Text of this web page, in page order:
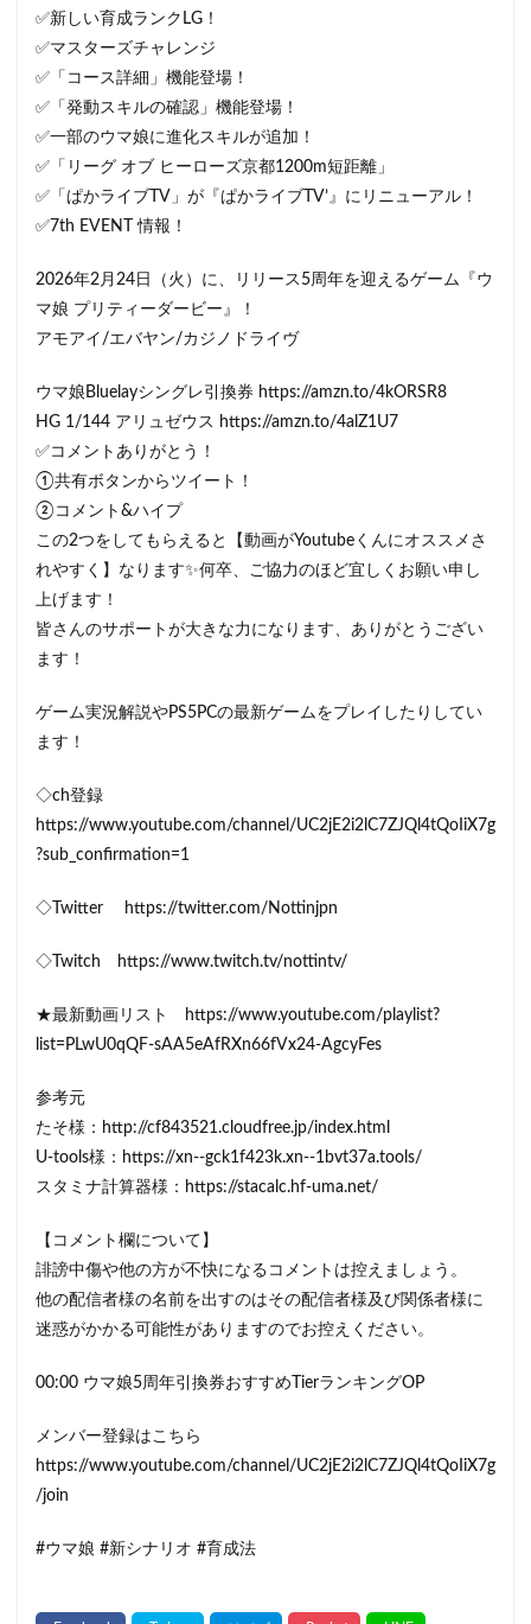
✅新しい育成ランクLG！
✅マスターズチャレンジ
✅「コース詳細」機能登場！
✅「発動スキルの確認」機能登場！
✅一部のウマ娘に進化スキルが追加！
✅「リーグ オブ ヒーローズ京都1200m短距離」
✅「ぱかライブTV」が『ぱかライブTV’』にリニューアル！
✅7th EVENT 情報！
2026年2月24日（火）に、リリース5周年を迎えるゲーム『ウ
マ娘 プリティーダービー』！
アモアイ/エバヤン/カジノドライヴ
ウマ娘Bluelayシングレ引換券 https://amzn.to/4kORSR8
HG 1/144 アリュゼウス https://amzn.to/4alZ1U7
✅コメントありがとう！
①共有ボタンからツイート！
②コメント&ハイプ
この2つをしてもらえると【動画がYoutubeくんにオススメさ
れやすく】なります✨何卒、ご協力のほど宜しくお願い申し
上げます！
皆さんのサポートが大きな力になります、ありがとうござい
ます！
ゲーム実況解説やPS5PCの最新ゲームをプレイしたりしてい
ます！
◇ch登録
https://www.youtube.com/channel/UC2jE2i2lC7ZJQl4tQoIiX7g
?sub_confirmation=1
◇Twitter https://twitter.com/Nottinjpn
◇Twitch https://www.twitch.tv/nottintv/
★最新動画リスト https://www.youtube.com/playlist?
list=PLwU0qQF-sAA5eAfRXn66fVx24-AgcyFes
参考元
たそ様：http://cf843521.cloudfree.jp/index.html
U-tools様：https://xn--gck1f423k.xn--1bvt37a.tools/
スタミナ計算器様：https://stacalc.hf-uma.net/
【コメント欄について】
誹謗中傷や他の方が不快になるコメントは控えましょう。
他の配信者様の名前を出すのはその配信者様及び関係者様に
迷惑がかかる可能性がありますのでお控えください。
00:00 ウマ娘5周年引換券おすすめTierランキングOP
メンバー登録はこちら
https://www.youtube.com/channel/UC2jE2i2lC7ZJQl4tQoIiX7g
/join
#ウマ娘 #新シナリオ #育成法